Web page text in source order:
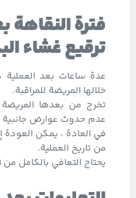
فترة النقاهة
ترقيع غشاء
عدة ساعات بعد
خلالها المريضة للمراقبة.
تخرج من بعدها
عدم حدوث عوارض
من تاريخ العملية.
يحتاج التعافي بالكامل من 4 إلى 6 أسابيع.